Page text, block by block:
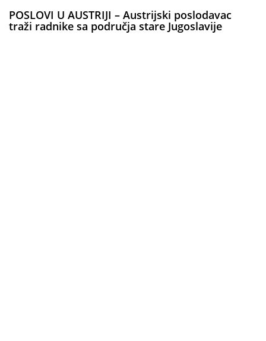
POSLOVI U AUSTRIJI – Austrijski poslodavac
traži radnike sa područja stare Jugoslavije